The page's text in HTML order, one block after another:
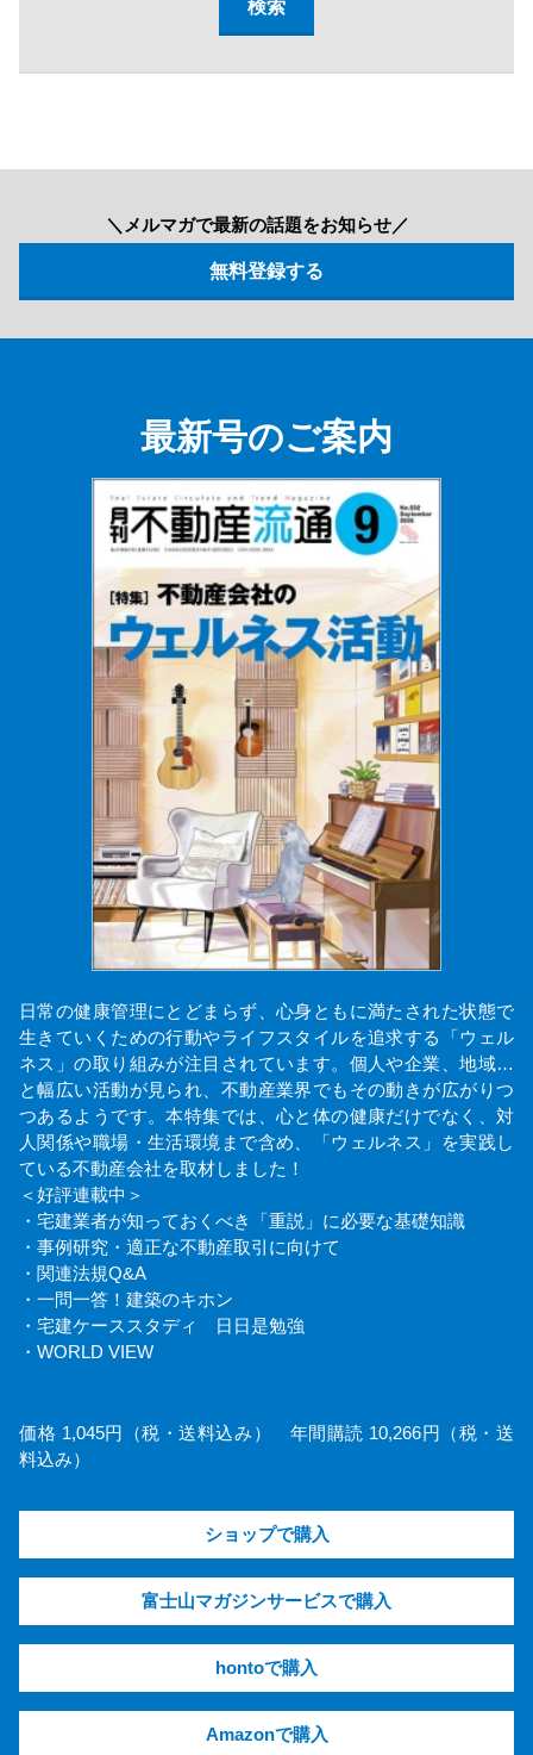
＼メルマガで最新の話題をお知らせ／
最新号のご案内
日常の健康管理にとどまらず、心身ともに満たされた状態で
生きていくための行動やライフスタイルを追求する「ウェル
ネス」の取り組みが注目されています。個人や企業、地域…
と幅広い活動が見られ、不動産業界でもその動きが広がりつ
つあるようです。本特集では、心と体の健康だけでなく、対
人関係や職場・生活環境まで含め、「ウェルネス」を実践し
ている不動産会社を取材しました！
＜好評連載中＞
・宅建業者が知っておくべき「重説」に必要な基礎知識
・事例研究・適正な不動産取引に向けて
・関連法規Q&A
・一問一答！建築のキホン
・宅建ケーススタディ 日日是勉強
・WORLD VIEW
価格 1,045円（税・送料込み） 年間購読 10,266円（税・送
料込み）
ショップで購入
富士山マガジンサービスで購入
hontoで購入
Amazonで購入